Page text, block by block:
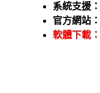
系統支援：
官方網站：
軟體下載：